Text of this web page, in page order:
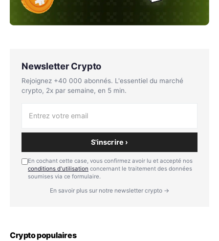
Newsletter Crypto
Rejoignez +40 000 abonnés. L'essentiel du marché
crypto, 2x par semaine, en 5 min.
S'inscrire ›
En cochant cette case, vous confirmez avoir lu et accepté nos
conditions d'utilisation concernant le traitement des données
soumises via ce formulaire.
En savoir plus sur notre newsletter crypto →
Crypto populaires